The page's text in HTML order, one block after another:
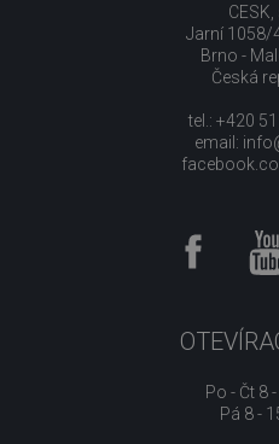
CESK,
Jarní 1058/
Brno -
Česká
tel.: +420
email:
Po - Čt 8
Pá 8 -